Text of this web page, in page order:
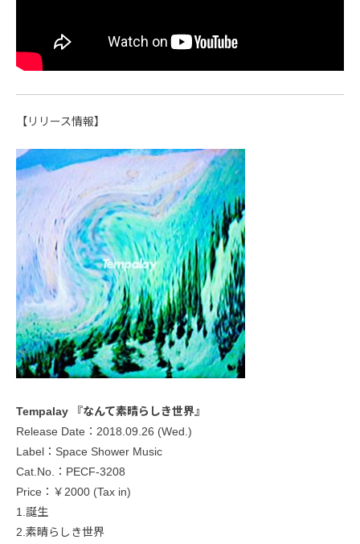
【リリース情報】
Tempalay 『なんて素晴らしき世界』
Release Date：2018.09.26 (Wed.)
Label：Space Shower Music
Cat.No.：PECF-3208
Price：￥2000 (Tax in)
1.誕生
2.素晴らしき世界